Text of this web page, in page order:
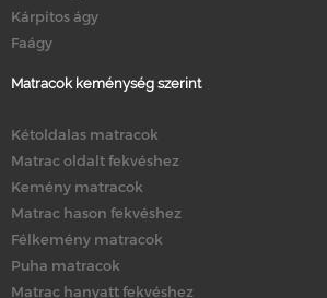
Kárpitos ágy
Faágy
Matracok keménység szerint
Kétoldalas matracok
Matrac oldalt fekvéshez
Kemény matracok
Matrac hason fekvéshez
Félkemény matracok
Puha matracok
Matrac hanyatt fekvéshez